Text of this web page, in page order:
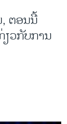
, ຕອນນີ້
ວກັບການ